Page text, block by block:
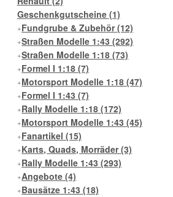
Geschenkgutscheine (1)
Fundgrube & Zubehör(12)
Straßen Modelle 1:43(292)
Straßen Modelle 1:18(73)
Formel I 1:18(7)
Motorsport Modelle 1:18(47)
Formel I 1:43(7)
Rally Modelle 1:18(172)
Motorsport Modelle 1:43(45)
Fanartikel(15)
Karts, Quads, Morräder(3)
Rally Modelle 1:43(293)
Angebote(4)
Bausätze 1:43(18)